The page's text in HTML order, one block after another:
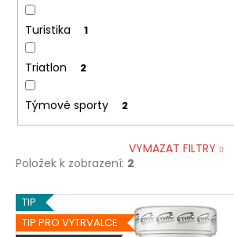
Turistika 1
Triatlon 2
Týmové sporty 2
VYMAZAT FILTRY
Položek k zobrazení: 2
V
ý
TIP
TIP PRO VYTRVALCE